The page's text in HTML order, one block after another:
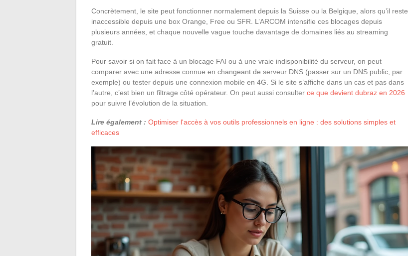
Concrètement, le site peut fonctionner normalement depuis la Suisse ou la Belgique, alors qu’il reste
inaccessible depuis une box Orange, Free ou SFR. L’ARCOM intensifie ces blocages depuis
plusieurs années, et chaque nouvelle vague touche davantage de domaines liés au streaming
gratuit.
Pour savoir si on fait face à un blocage FAI ou à une vraie indisponibilité du serveur, on peut
comparer avec une adresse connue en changeant de serveur DNS (passer sur un DNS public, par
exemple) ou tester depuis une connexion mobile en 4G. Si le site s’affiche dans un cas et pas dans
l’autre, c’est bien un filtrage côté opérateur. On peut aussi consulter ce que devient dubraz en 2026
pour suivre l’évolution de la situation.
Lire également : Optimiser l'accès à vos outils professionnels en ligne : des solutions simples et
efficaces